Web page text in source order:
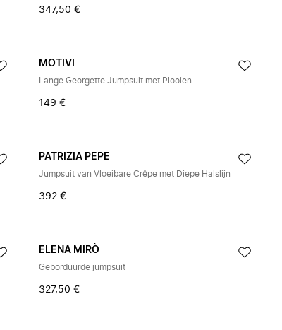
347,50 €
MOTIVI
Lange Georgette Jumpsuit met Plooien
149 €
PATRIZIA PEPE
Jumpsuit van Vloeibare Crêpe met Diepe Halslijn
392 €
ELENA MIRÒ
Geborduurde jumpsuit
327,50 €